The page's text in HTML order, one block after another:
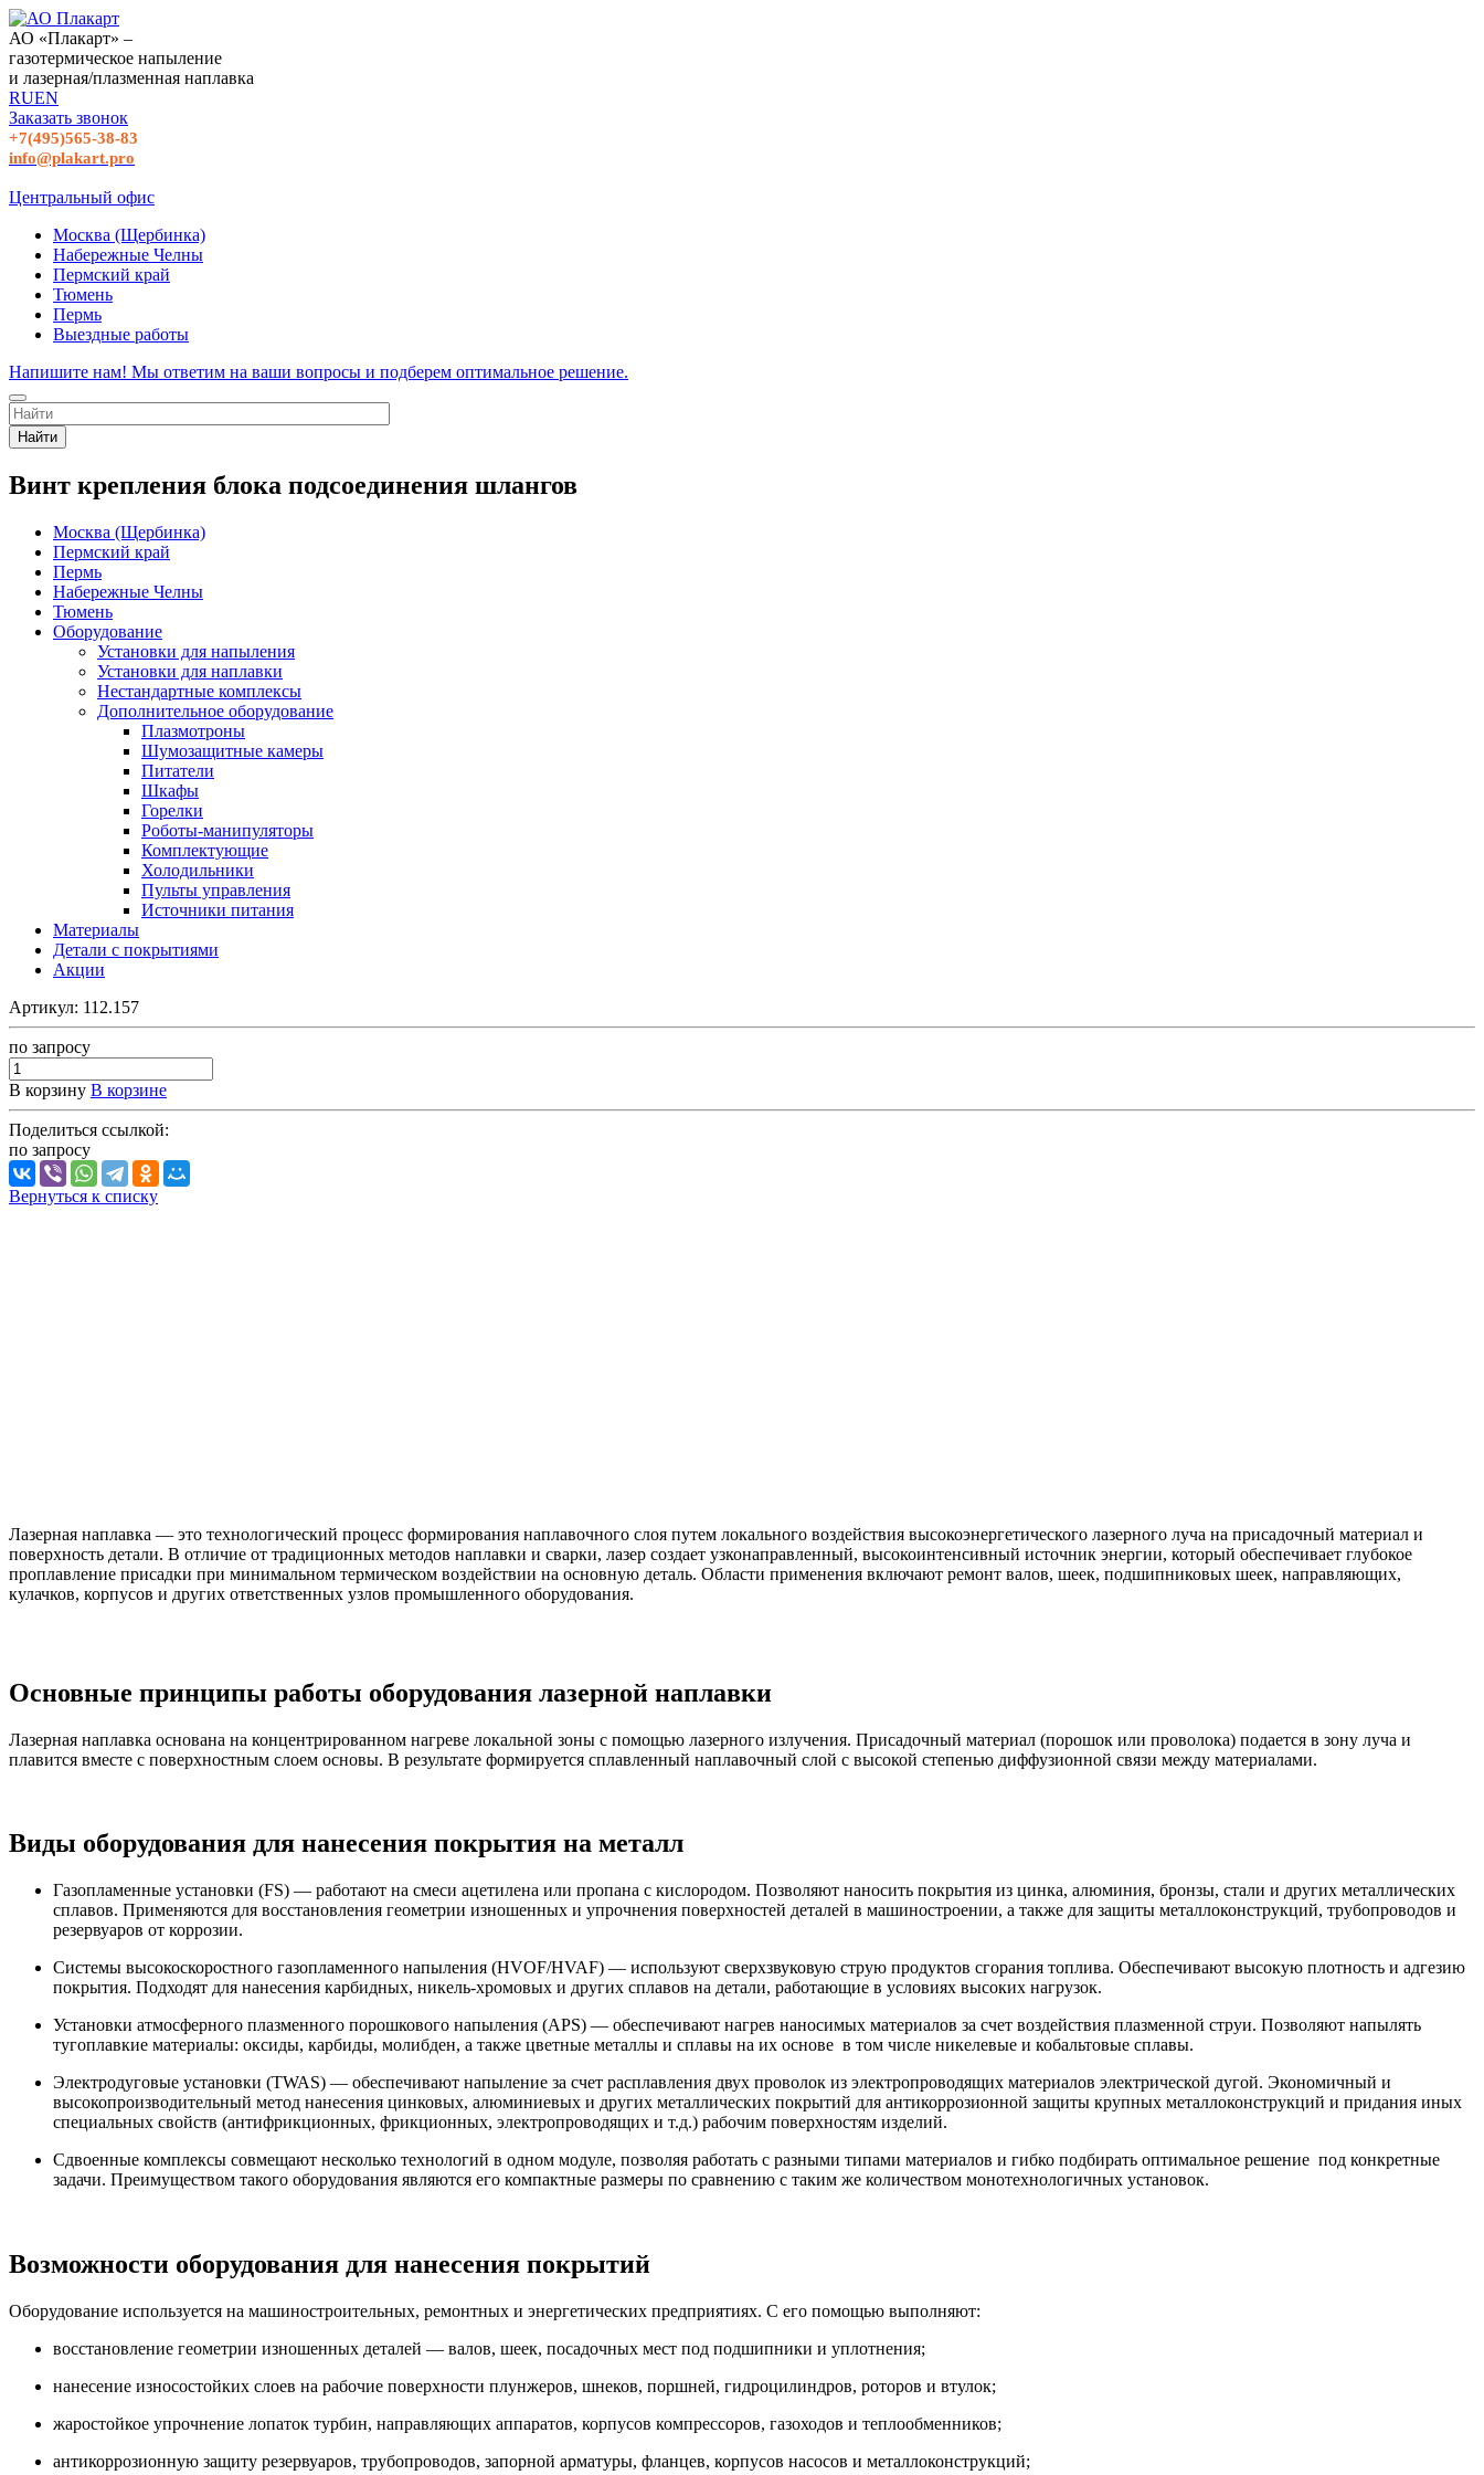
АО «Плакарт» –
газотермическое напыление
и лазерная/плазменная наплавка
RUEN
Заказать звонок
+7(495)565-38-83
info@plakart.pro
Центральный офис
Москва (Щербинка)
Набережные Челны
Пермский край
Тюмень
Пермь
Выездные работы
Напишите нам! Мы ответим на ваши вопросы и подберем оптимальное решение.
Найти
Винт крепления блока подсоединения шлангов
Москва (Щербинка)
Пермский край
Пермь
Набережные Челны
Тюмень
Оборудование
Установки для напыления
Установки для наплавки
Нестандартные комплексы
Дополнительное оборудование
Плазмотроны
Шумозащитные камеры
Питатели
Шкафы
Горелки
Роботы-манипуляторы
Комплектующие
Холодильники
Пульты управления
Источники питания
Материалы
Детали с покрытиями
Акции
Артикул: 112.157
по запросу
В корзину В корзине
Поделиться ссылкой:
по запросу
Вернуться к списку
Лазерная наплавка — это технологический процесс формирования наплавочного слоя путем локального воздействия высокоэнергетического лазерного луча на присадочный материал и
поверхность детали. В отличие от традиционных методов наплавки и сварки, лазер создает узконаправленный, высокоинтенсивный источник энергии, который обеспечивает глубокое
проплавление присадки при минимальном термическом воздействии на основную деталь. Области применения включают ремонт валов, шеек, подшипниковых шеек, направляющих,
кулачков, корпусов и других ответственных узлов промышленного оборудования.
Основные принципы работы оборудования лазерной наплавки
Лазерная наплавка основана на концентрированном нагреве локальной зоны с помощью лазерного излучения. Присадочный материал (порошок или проволока) подается в зону луча и
плавится вместе с поверхностным слоем основы. В результате формируется сплавленный наплавочный слой с высокой степенью диффузионной связи между материалами.
Виды оборудования для нанесения покрытия на металл
Газопламенные установки (FS) — работают на смеси ацетилена или пропана с кислородом. Позволяют наносить покрытия из цинка, алюминия, бронзы, стали и других металлических
сплавов. Применяются для восстановления геометрии изношенных и упрочнения поверхностей деталей в машиностроении, а также для защиты металлоконструкций, трубопроводов и
резервуаров от коррозии.
Системы высокоскоростного газопламенного напыления (HVOF/HVAF) — используют сверхзвуковую струю продуктов сгорания топлива. Обеспечивают высокую плотность и адгезию
покрытия. Подходят для нанесения карбидных, никель-хромовых и других сплавов на детали, работающие в условиях высоких нагрузок.
Установки атмосферного плазменного порошкового напыления (APS) — обеспечивают нагрев наносимых материалов за счет воздействия плазменной струи. Позволяют напылять
тугоплавкие материалы: оксиды, карбиды, молибден, а также цветные металлы и сплавы на их основе в том числе никелевые и кобальтовые сплавы.
Электродуговые установки (TWAS) — обеспечивают напыление за счет расплавления двух проволок из электропроводящих материалов электрической дугой. Экономичный и
высокопроизводительный метод нанесения цинковых, алюминиевых и других металлических покрытий для антикоррозионной защиты крупных металлоконструкций и придания иных
специальных свойств (антифрикционных, фрикционных, электропроводящих и т.д.) рабочим поверхностям изделий.
Сдвоенные комплексы совмещают несколько технологий в одном модуле, позволяя работать с разными типами материалов и гибко подбирать оптимальное решение под конкретные
задачи. Преимуществом такого оборудования являются его компактные размеры по сравнению с таким же количеством монотехнологичных установок.
Возможности оборудования для нанесения покрытий
Оборудование используется на машиностроительных, ремонтных и энергетических предприятиях. С его помощью выполняют:
восстановление геометрии изношенных деталей — валов, шеек, посадочных мест под подшипники и уплотнения;
нанесение износостойких слоев на рабочие поверхности плунжеров, шнеков, поршней, гидроцилиндров, роторов и втулок;
жаростойкое упрочнение лопаток турбин, направляющих аппаратов, корпусов компрессоров, газоходов и теплообменников;
антикоррозионную защиту резервуаров, трубопроводов, запорной арматуры, фланцев, корпусов насосов и металлоконструкций;